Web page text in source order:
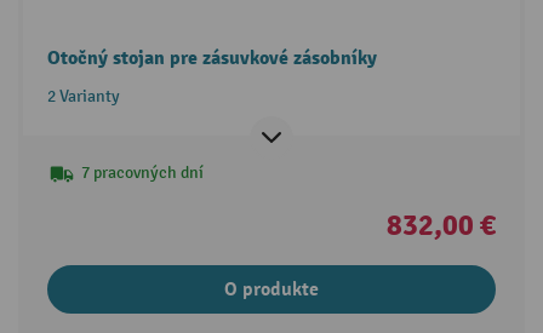
Otočný stojan pre zásuvkové zásobníky
2 Varianty
7 pracovných dní
832,00 €
O produkte